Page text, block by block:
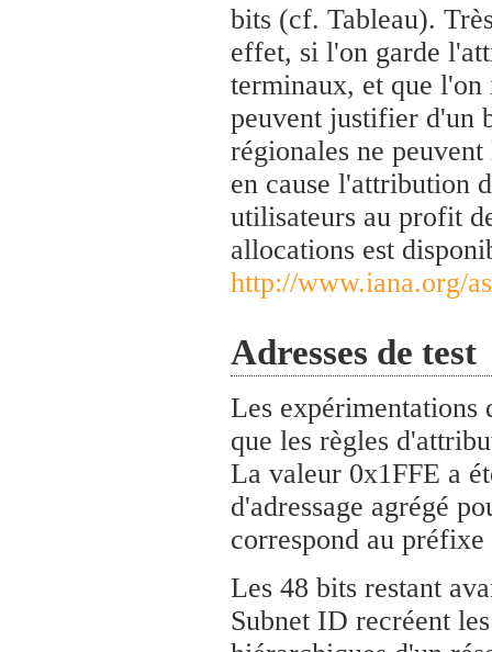
bits (cf. Tableau).
effet, si l'on garde
terminaux, et que l'on
peuvent justifier d'un
régionales ne
en cause l'attribution
utilisateurs au profit
allocations est
http://www.iana.org/
Adresses de test
Les expérimentations
que les règles
La valeur 0x1FFE a
d'adressage agrégé
correspond au préfixe
Les 48 bits restant
Subnet ID recréent